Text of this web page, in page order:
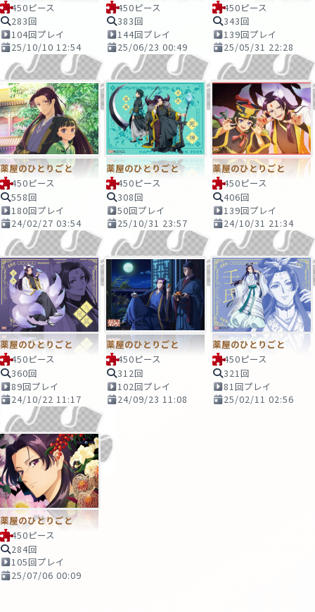
450ピース
283回
104回プレイ
25/10/10 12:54
450ピース
383回
144回プレイ
25/06/23 00:49
450ピース
343回
139回プレイ
25/05/31 22:28
薬屋のひとりごと
450ピース
558回
180回プレイ
24/02/27 03:54
薬屋のひとりごと
450ピース
308回
50回プレイ
25/10/31 23:57
薬屋のひとりごと
450ピース
406回
139回プレイ
24/10/31 21:34
薬屋のひとりごと
450ピース
360回
89回プレイ
24/10/22 11:17
薬屋のひとりごと
450ピース
312回
102回プレイ
24/09/23 11:08
薬屋のひとりごと
450ピース
321回
81回プレイ
25/02/11 02:56
薬屋のひとりごと
450ピース
284回
105回プレイ
25/07/06 00:09